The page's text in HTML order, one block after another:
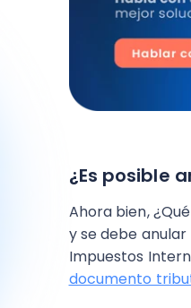
¿Es posible
Ahora bien,
y se debe
Impuestos
documento